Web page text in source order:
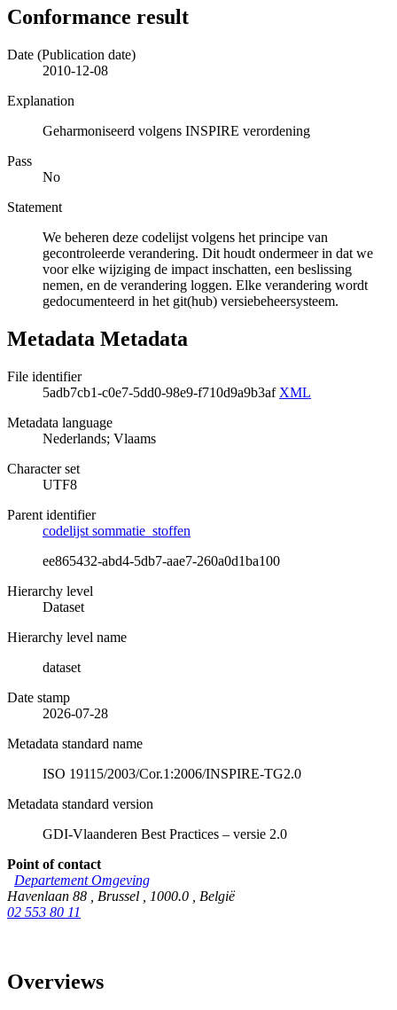
Conformance result
Date (Publication date)
2010-12-08
Explanation
Geharmoniseerd volgens INSPIRE verordening
Pass
No
Statement
We beheren deze codelijst volgens het principe van
gecontroleerde verandering. Dit houdt ondermeer in dat we
voor elke wijziging de impact inschatten, een beslissing
nemen, en de verandering loggen. Elke verandering wordt
gedocumenteerd in het git(hub) versiebeheersysteem.
Metadata Metadata
File identifier
5adb7cb1-c0e7-5dd0-98e9-f710d9a9b3af XML
Metadata language
Nederlands; Vlaams
Character set
UTF8
Parent identifier
codelijst sommatie_stoffen
ee865432-abd4-5db7-aae7-260a0d1ba100
Hierarchy level
Dataset
Hierarchy level name
dataset
Date stamp
2026-07-28
Metadata standard name
ISO 19115/2003/Cor.1:2006/INSPIRE-TG2.0
Metadata standard version
GDI-Vlaanderen Best Practices – versie 2.0
Point of contact
Departement Omgeving
Havenlaan 88
Brussel 1000.0
België
02 553 80 11
Overviews